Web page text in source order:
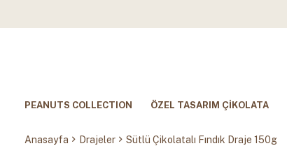
PEANUTS COLLECTION ÖZEL TASARIM ÇİKOLATA
Anasayfa Drajeler Sütlü Çikolatalı Fındık Draje 150g